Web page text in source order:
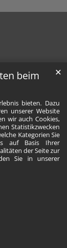
beim
bieten. Dazu
unserer Website
wir auch Cookies,
Statistikzwecken
Kategorien Sie
auf Basis Ihrer
der Seite zur
Sie in unserer
✕